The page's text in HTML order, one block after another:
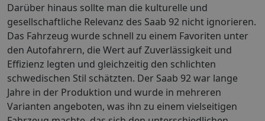
Darüber hinaus sollte man die kulturelle und
gesellschaftliche Relevanz des Saab 92 nicht ignorieren.
Das Fahrzeug wurde schnell zu einem Favoriten unter
den Autofahrern, die Wert auf Zuverlässigkeit und
Effizienz legten und gleichzeitig den schlichten
schwedischen Stil schätzten. Der Saab 92 war lange
Jahre in der Produktion und wurde in mehreren
Varianten angeboten, was ihn zu einem vielseitigen